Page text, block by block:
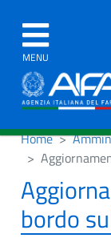
MENU
Home
bordo